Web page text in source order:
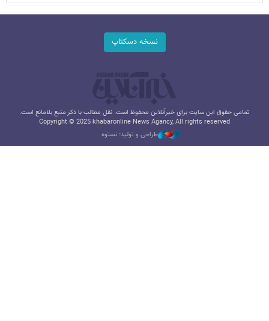
نسخه دسکتاپ
تمامی حقوق این سایت برای خبرآنلاین محفوظ است. نقل مطالب با ذکر منبع بلامانع است.
Copyright © 2025 khabaronline News Agancy, All rights reserved
طراحی و تولید: نستوه